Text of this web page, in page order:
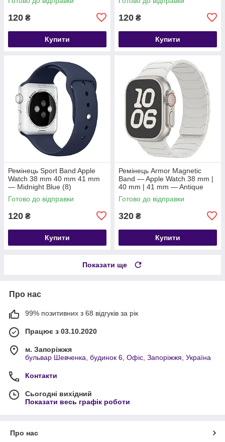
120 ₴
Купити
120 ₴
Купити
Ремінець Sport Band Apple
Watch 38 mm 40 mm 41 mm
— Midnight Blue (8)
Готово до відправки
120 ₴
Купити
Ремінець Armor Magnetic
Band — Apple Watch 38 mm |
40 mm | 41 mm — Antique
white
Готово до відправки
320 ₴
Купити
Показати ще
Про нас
99% позитивних з 68 відгуків за рік
Працює з 03.10.2020
м. Запоріжжя
бульвар Шевченка, будинок 6, Офіс, Запоріжжя, Україна
Контакти
Сьогодні вихідний
Показати весь графік роботи
Про нас